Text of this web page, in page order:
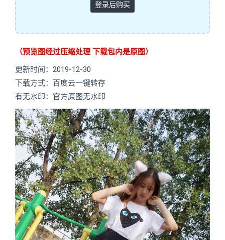
登录后购买
（预览图经过压缩处理 下载包内是原图）
更新时间：2019-12-30
下载方式：百度云一键转存
有无水印：官方原图无水印